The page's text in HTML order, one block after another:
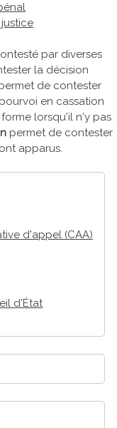
par diverses
la décision
de contester
en cassation
lorsqu'il n'y pas
permet de contester
apparus.
d'appel (CAA)
d'État